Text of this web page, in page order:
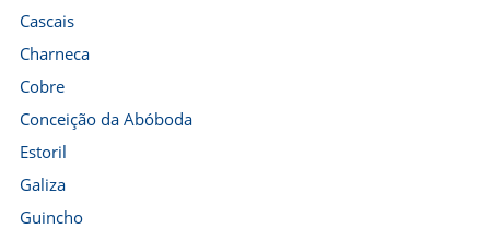
Cascais
Charneca
Cobre
Conceição da Abóboda
Estoril
Galiza
Guincho